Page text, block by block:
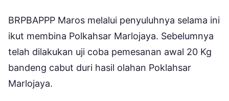
BRPBAPPP Maros melalui penyuluhnya selama ini
ikut membina Polkahsar Marlojaya. Sebelumnya
telah dilakukan uji coba pemesanan awal 20 Kg
bandeng cabut duri hasil olahan Poklahsar
Marlojaya.